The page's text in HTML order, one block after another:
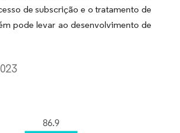
de subscrição e o tratamento de
pode levar ao desenvolvimento de